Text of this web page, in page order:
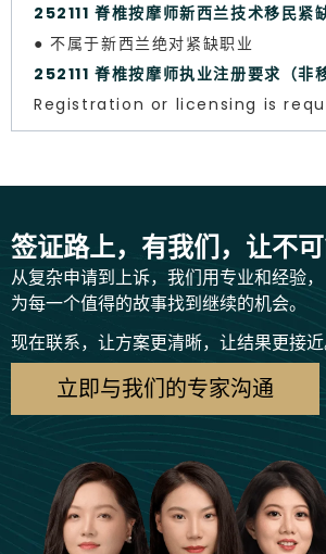
252111 脊椎按摩师新西兰技术移民紧
● 不属于新西兰绝对紧缺职业
252111 脊椎按摩师执业注册要求（非
Registration or licensing is
签证路上，有我们，让不可
从复杂申请到上诉，我们用专业和经验，
为每一个值得的故事找到继续的机会。
现在联系，让方案更清晰，让结果更接近
立即与我们的专家沟通